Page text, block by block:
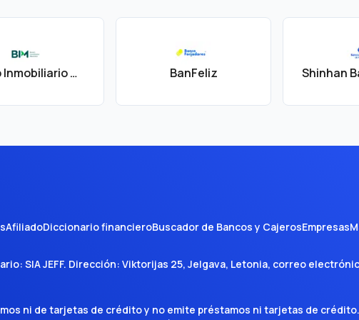
Banco Inmobiliario Mexicano (BIM) BanFeliz Shinhan
AfiliadoDiccionario financieroBuscador de Bancos y CajerosEmpresas
SIA JEFF. Dirección: Viktorijas 25, Jelgava, Letonia, correo
ni de tarjetas de crédito y no emite préstamos ni tarjetas de